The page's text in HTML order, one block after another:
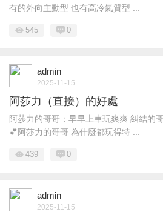
有的外向主動型 也有高冷氣質型 ...
545 0
admin
2025-11-15
阿莎力（直接）的好處
阿莎力的哥哥：早早上車玩爽爽 糾結的
💕阿莎力的哥哥 為什麼都玩得特 ...
439 0
admin
2025-11-15